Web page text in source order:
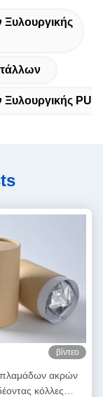
PUR
βίντεο
ακρών
κόλλες